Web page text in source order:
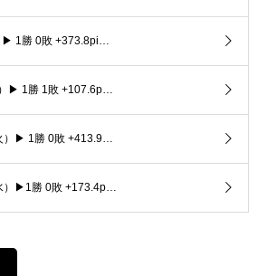
▶ 1勝 0敗 +373.8pi…
▶ 1勝 1敗 +107.6p…
）▶ 1勝 0敗 +413.9…
）▶1勝 0敗 +173.4p…